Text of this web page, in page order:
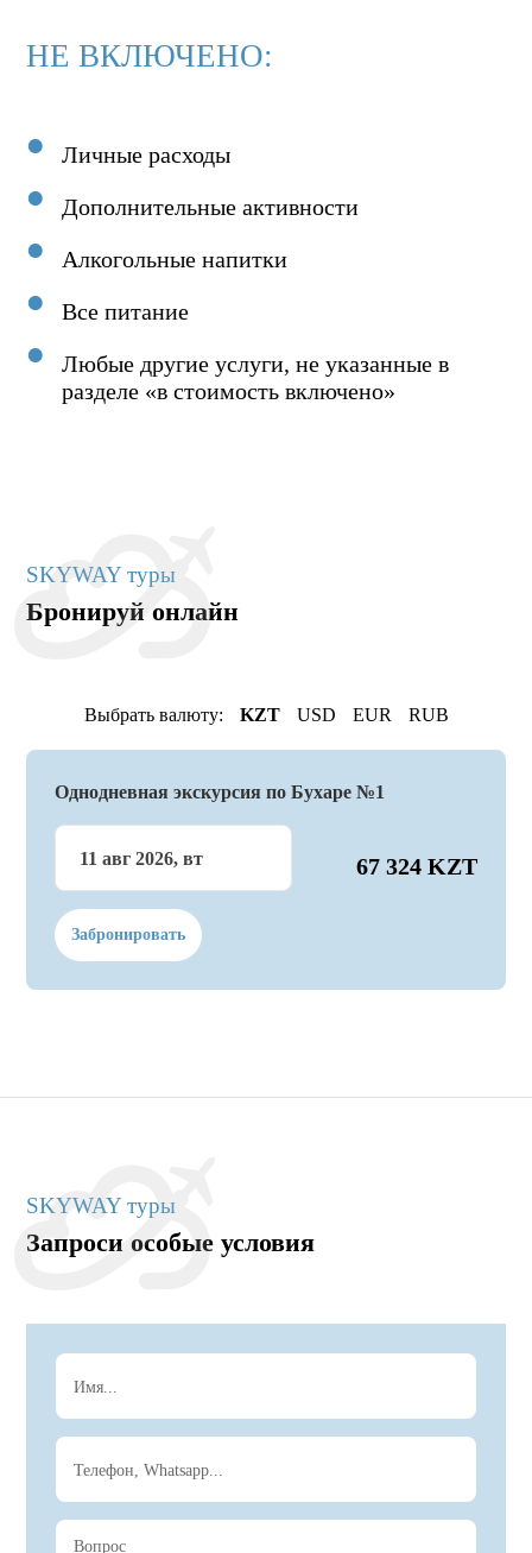
НЕ ВКЛЮЧЕНО:
Личные расходы
Дополнительные активности
Алкогольные напитки
Все питание
Любые другие услуги, не указанные в
разделе «в стоимость включено»
SKYWAY туры
Бронируй онлайн
Выбрать валюту: KZT USD EUR RUB
Однодневная экскурсия по Бухаре №1
11 авг 2026, вт 67 324 KZT
Забронировать
SKYWAY туры
Запроси особые условия